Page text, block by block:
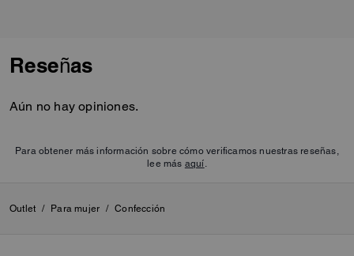
Reseñas
Aún no hay opiniones.
Para obtener más información sobre cómo verificamos nuestras reseñas,
lee más aquí.
Outlet / Para mujer / Confección